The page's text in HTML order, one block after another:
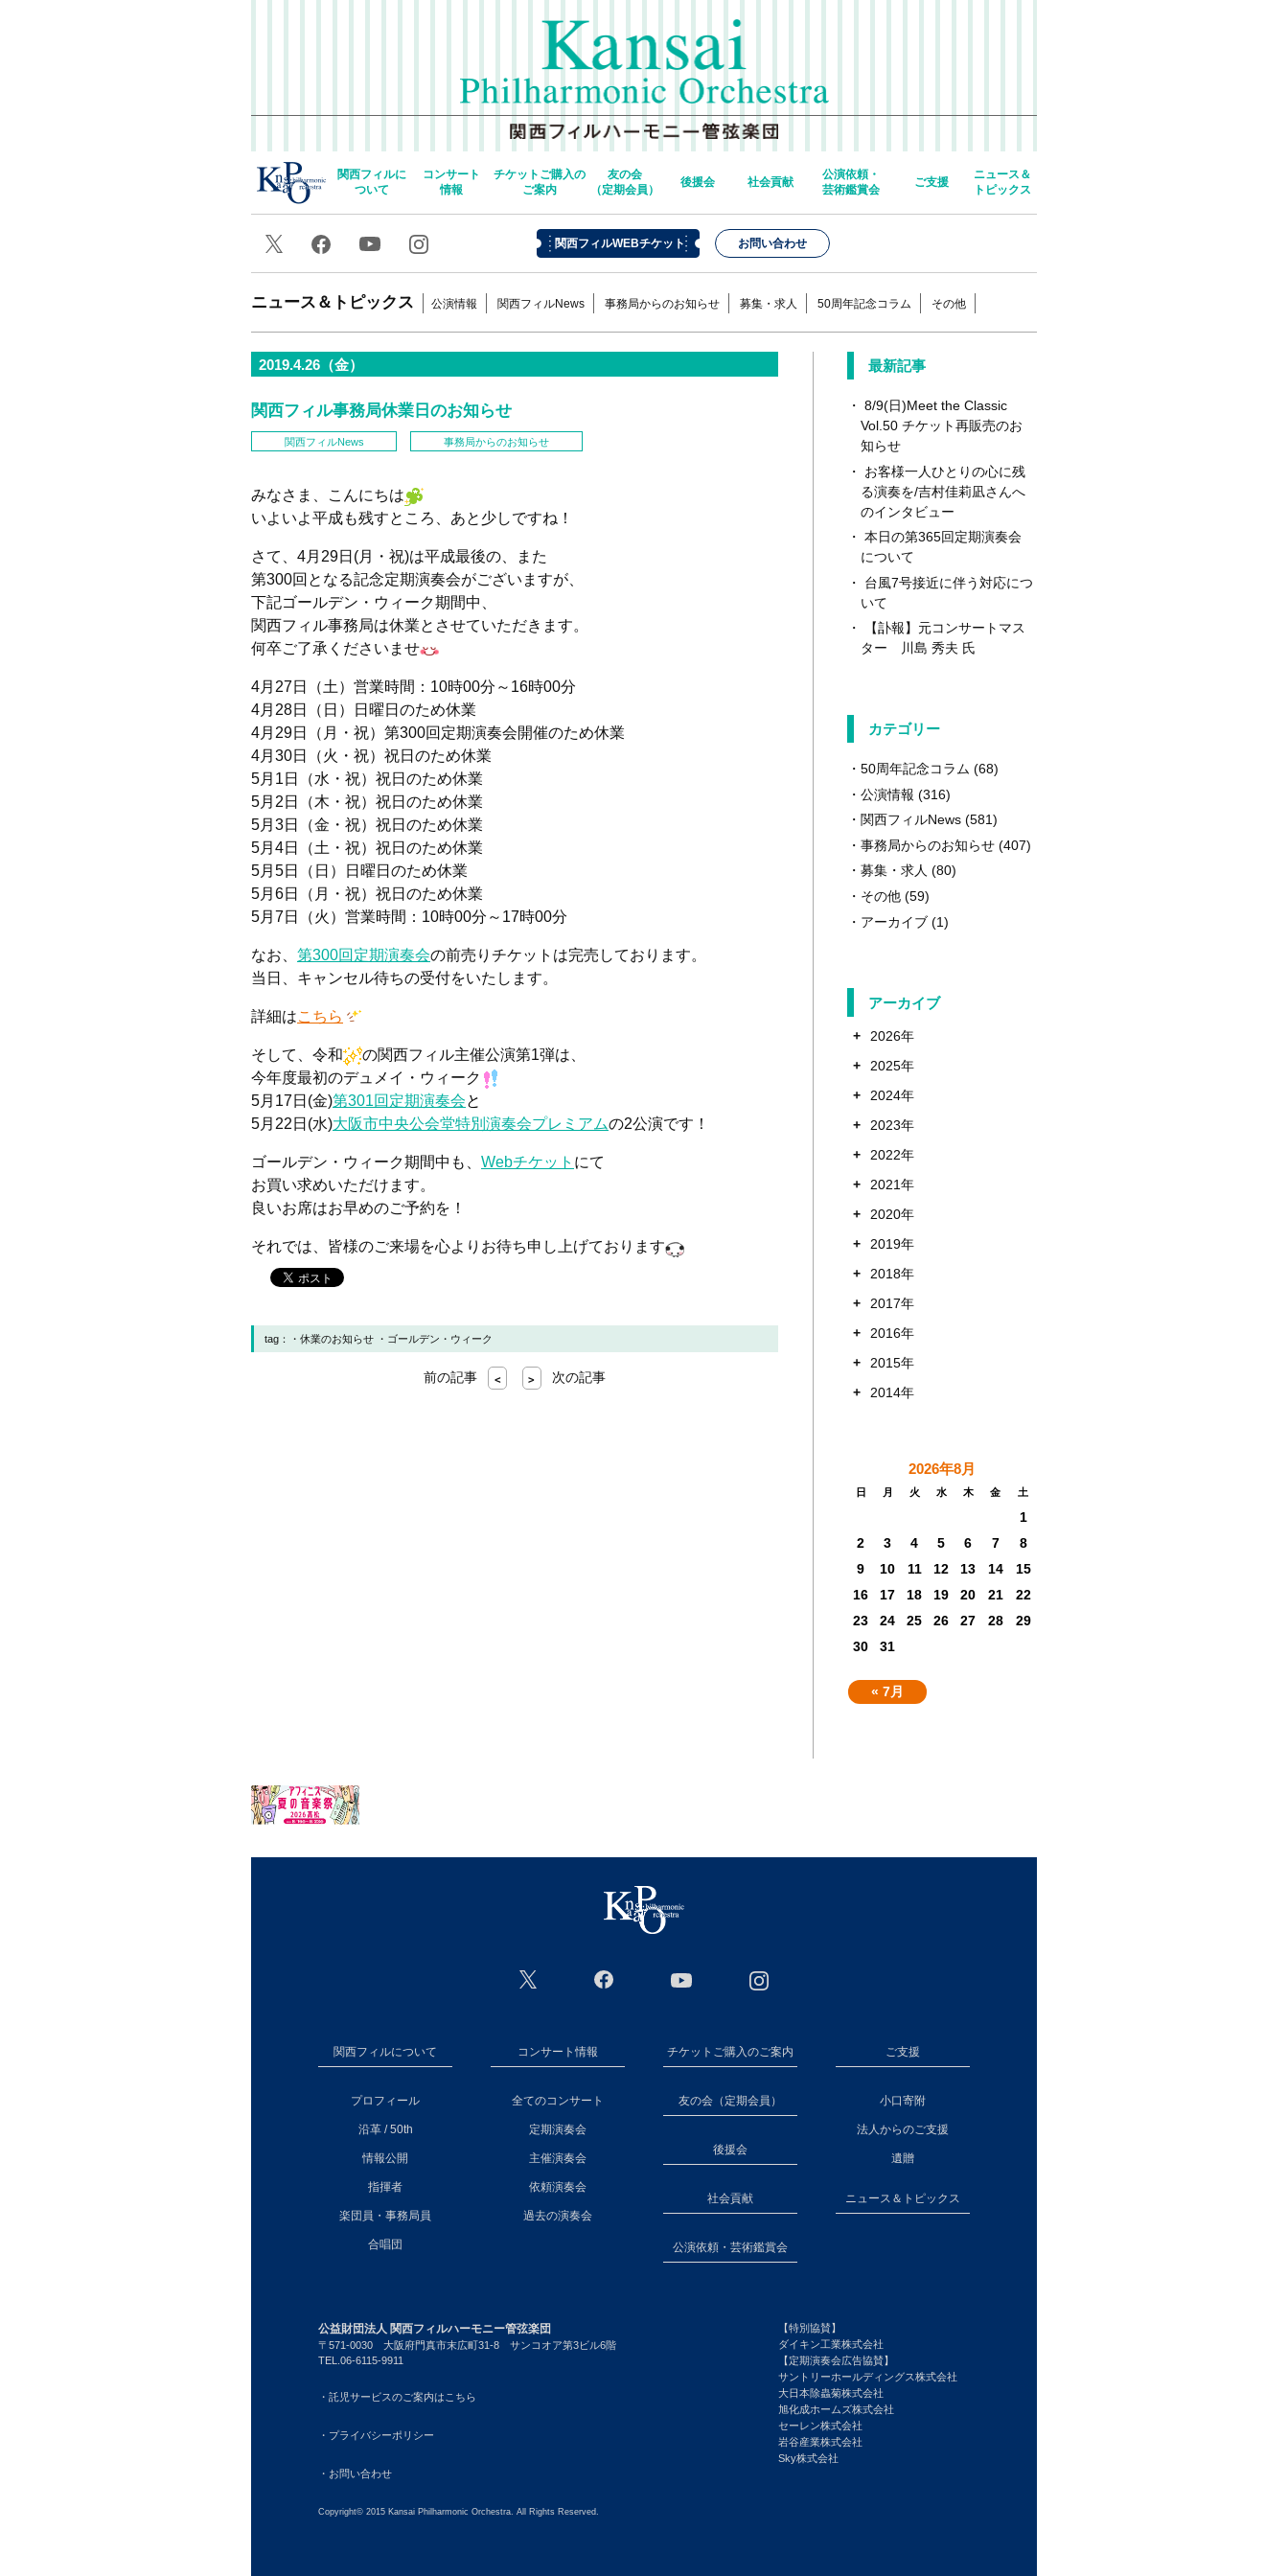
関西フィルに
ついて
コンサート
情報
チケットご購入の
ご案内
友の会
（定期会員）
後援会 社会貢献
公演依頼・
芸術鑑賞会
ご支援
ニュース＆
トピックス
関西フィルWEBチケット お問い合わせ
ニュース＆トピックス 公演情報 関西フィルNews 事務局からのお知らせ 募集・求人 50周年記念コラム その他
2019.4.26（金）
関西フィル事務局休業日のお知らせ
関西フィルNews 事務局からのお知らせ
みなさま、こんにちは
いよいよ平成も残すところ、あと少しですね！
さて、4月29日(月・祝)は平成最後の、また
第300回となる記念定期演奏会がございますが、
下記ゴールデン・ウィーク期間中、
関西フィル事務局は休業とさせていただきます。
何卒ご了承くださいませ
4月27日（土）営業時間：10時00分～16時00分
4月28日（日）日曜日のため休業
4月29日（月・祝）第300回定期演奏会開催のため休業
4月30日（火・祝）祝日のため休業
5月1日（水・祝）祝日のため休業
5月2日（木・祝）祝日のため休業
5月3日（金・祝）祝日のため休業
5月4日（土・祝）祝日のため休業
5月5日（日）日曜日のため休業
5月6日（月・祝）祝日のため休業
5月7日（火）営業時間：10時00分～17時00分
なお、 第300回定期演奏会の前売りチケットは完売しております。
当日、キャンセル待ちの受付をいたします。
詳細はこちら
そして、令和
の関西フィル主催公演第1弾は、
今年度最初のデュメイ・ウィーク
5月17日(金)第301回定期演奏会と
5月22日(水)大阪市中央公会堂特別演奏会プレミアムの2公演です！
ゴールデン・ウィーク期間中も、 Webチケット にて
お買い求めいただけます。
良いお席はお早めのご予約を！
それでは、皆様のご来場を心よりお待ち申し上げております
tag： 休業のお知らせ ゴールデン・ウィーク
前の記事 < > 次の記事
最新記事
8/9(日)Meet the Classic
Vol.50 チケット再販売のお
知らせ
お客様一人ひとりの心に残
る演奏を/吉村佳莉凪さんへ
のインタビュー
本日の第365回定期演奏会
について
台風7号接近に伴う対応につ
いて
【訃報】元コンサートマス
ター 川島 秀夫 氏
カテゴリー
50周年記念コラム (68)
公演情報 (316)
関西フィルNews (581)
事務局からのお知らせ (407)
募集・求人 (80)
その他 (59)
アーカイブ (1)
アーカイブ
+
2026年
+
2025年
+
2024年
+
2023年
+
2022年
+
2021年
+
2020年
+
2019年
+
2018年
+
2017年
+
2016年
+
2015年
+
2014年
2026年8月
日 月 火 水 木 金 土
« 7月
1
2
3 4 5 6 7
8
9
10 11 12 13 14
15
16
17 18 19 20 21
22
23
24 25 26 27 28
29
30
31
関西フィルについて
プロフィール
沿革 / 50th
情報公開
指揮者
楽団員・事務局員
合唱団
コンサート情報
全てのコンサート
定期演奏会
主催演奏会
依頼演奏会
過去の演奏会
チケットご購入のご案内
友の会（定期会員）
後援会
社会貢献
公演依頼・芸術鑑賞会
ご支援
小口寄附
法人からのご支援
遺贈
ニュース＆トピックス
公益財団法人 関西フィルハーモニー管弦楽団
〒571-0030 大阪府門真市末広町31-8 サンコオア第3ビル6階
TEL.06-6115-9911
・託児サービスのご案内はこちら
・プライバシーポリシー
・お問い合わせ
【特別協賛】
ダイキン工業株式会社
【定期演奏会広告協賛】
サントリーホールディングス株式会社
大日本除蟲菊株式会社
旭化成ホームズ株式会社
セーレン株式会社
岩谷産業株式会社
Sky株式会社
Copyright© 2015 Kansai Philharmonic Orchestra. All Rights Reserved.